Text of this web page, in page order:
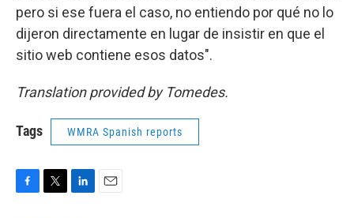
pero si ese fuera el caso, no entiendo por qué no lo
dijeron directamente en lugar de insistir en que el
sitio web contiene esos datos".
Translation provided by Tomedes.
Tags WMRA Spanish reports